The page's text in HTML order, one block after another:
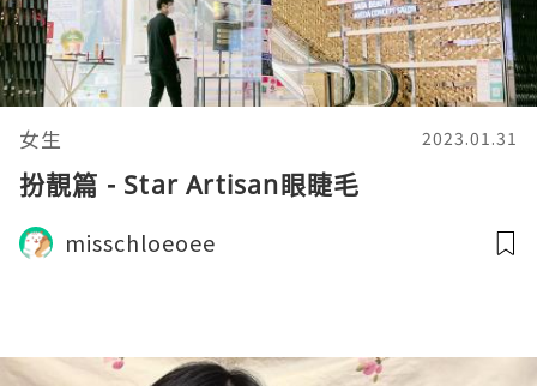
女生 2023.01.31
扮靚篇 - Star Artisan眼睫毛
misschloeoee